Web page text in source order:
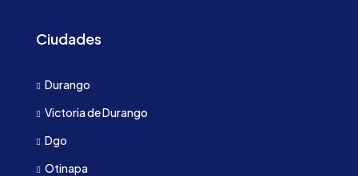
Ciudades
Durango
Victoria de Durango
Dgo
Otinapa